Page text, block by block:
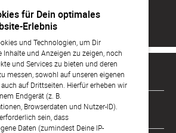
für Dein optimales
Erlebnis
und Technologien, um Dir
Inhalte und Anzeigen zu zeigen, noch
und Services zu bieten und deren
messen, sowohl auf unseren eigenen
auf Drittseiten. Hierfür erheben wir
Endgerät (z. B.
Browserdaten und Nutzer-ID).
sein, dass
Daten (zumindest Deine IP-
17 Uhr